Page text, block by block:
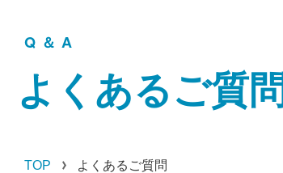
Q ＆ A
よくあるご質問
TOP よくあるご質問